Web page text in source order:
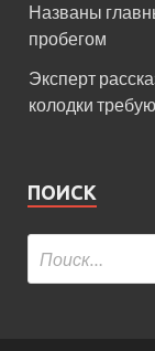
Названы
пробегом
Эксперт
колодки
ПОИСК